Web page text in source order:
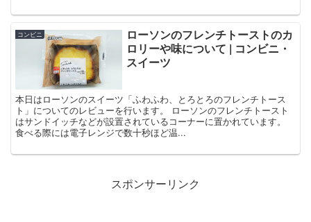
コンビニ
ローソンのフレンチトーストのカ
ロリーや味について | コンビニ・
スイーツ
本日はローソンのスイーツ「ふわふわ、とろとろのフレンチトース
ト」についてのレビューを行います。 ローソンのフレンチトースト
はサンドイッチなどが設置されているコーナーに置かれています。
食べる際には電子レンジで数十秒ほど温...
スポンサーリンク